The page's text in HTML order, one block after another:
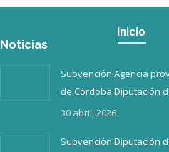
Inicio
Noticias
Subvención Agencia
de Córdoba Diputación
30 abril, 2026
Subvención Diputación